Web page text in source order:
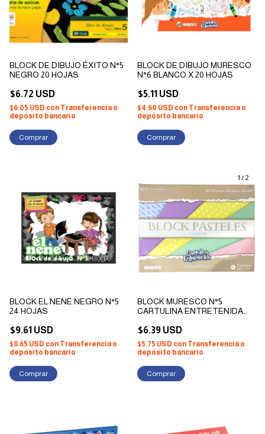
BLOCK DE DIBUJO ÉXITO N°5
NEGRO 20 HOJAS
$6.72 USD
$6.05 USD con Transferencia o
depósito bancario
BLOCK DE DIBUJO MURESCO
N°6 BLANCO X 20 HOJAS
$5.11 USD
$4.60 USD con Transferencia o
depósito bancario
BLOCK EL NENE NEGRO N°5
24 HOJAS
$9.61 USD
$8.65 USD con Transferencia o
depósito bancario
1 / 2
BLOCK MURESCO N°5
CARTULINA ENTRETENIDA
HOJAS
$6.39 USD
$5.75 USD con Transferencia o
depósito bancario